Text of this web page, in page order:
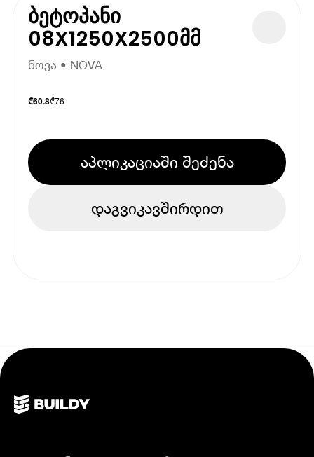
ბეტოპანი
08X1250X2500მმ
ნოვა • NOVA
₾60.8₾76
აპლიკაციაში შეძენა
დაგვიკავშირდით